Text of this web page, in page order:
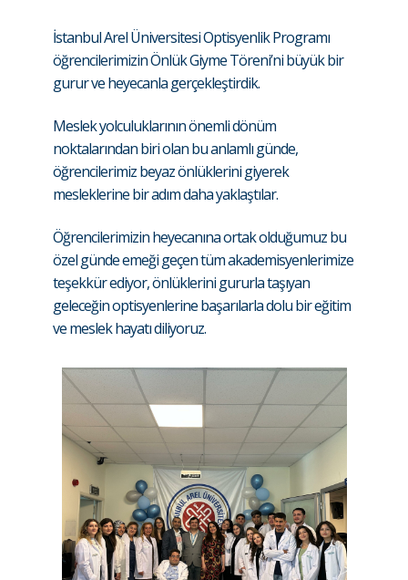
İstanbul Arel Üniversitesi Optisyenlik Programı
öğrencilerimizin Önlük Giyme Töreni’ni büyük bir
gurur ve heyecanla gerçekleştirdik.
Meslek yolculuklarının önemli dönüm
noktalarından biri olan bu anlamlı günde,
öğrencilerimiz beyaz önlüklerini giyerek
mesleklerine bir adım daha yaklaştılar.
Öğrencilerimizin heyecanına ortak olduğumuz bu
özel günde emeği geçen tüm akademisyenlerimize
teşekkür ediyor, önlüklerini gururla taşıyan
geleceğin optisyenlerine başarılarla dolu bir eğitim
ve meslek hayatı diliyoruz.